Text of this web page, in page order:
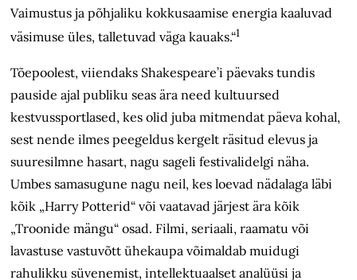
Vaimustus ja põhjaliku kokkusaamise energia kaaluvad
väsimuse üles, talletuvad väga kauaks.“1
Tõepoolest, viiendaks Shakespeare’i päevaks tundis
pauside ajal publiku seas ära need kultuursed
kestvussportlased, kes olid juba mitmendat päeva kohal,
sest nende ilmes peegeldus kergelt räsitud elevus ja
suuresilmne hasart, nagu sageli festivalidelgi näha.
Umbes samasugune nagu neil, kes loevad nädalaga läbi
kõik „Harry Potterid“ või vaatavad järjest ära kõik
„Troonide mängu“ osad. Filmi, seriaali, raamatu või
lavastuse vastuvõtt ühekaupa võimaldab muidugi
rahulikku süvenemist, intellektuaalset analüüsi ja